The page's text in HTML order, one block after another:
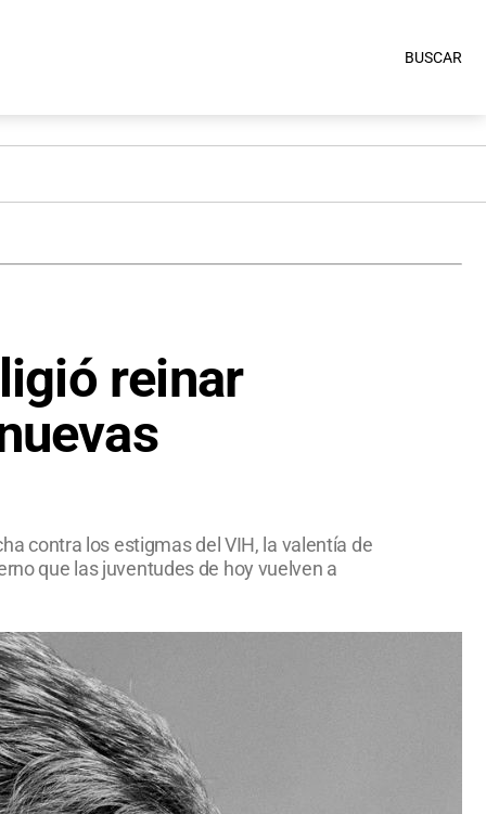
BUSCAR
reinar
contra los estigmas del VIH, la valentía de
que las juventudes de hoy vuelven a